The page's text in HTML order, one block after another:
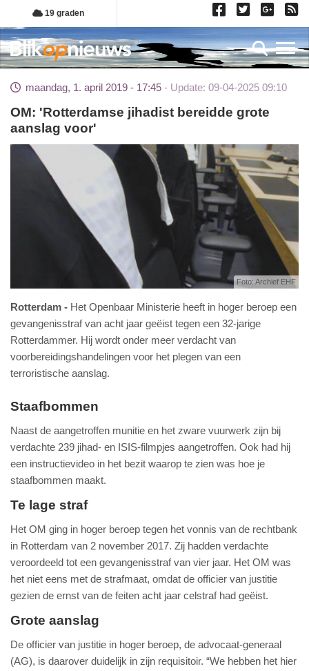
Overslaan
en
naar
de
gaan
19 graden
maandag, 1. april 2019 - 17:45 Update: 09-04-2025 09:10
OM: 'Rotterdamse jihadist bereidde grote
aanslag voor'
Foto: Archief EHF
Rotterdam
Het Openbaar Ministerie heeft in hoger beroep een
gevangenisstraf van acht jaar geëist tegen een 32-jarige
Rotterdammer. Hij wordt onder meer verdacht van
voorbereidingshandelingen voor het plegen van een
terroristische aanslag.
Staafbommen
Naast de aangetroffen munitie en het zware vuurwerk zijn bij
verdachte 239 jihad- en ISIS-filmpjes aangetroffen. Ook had hij
een instructievideo in het bezit waarop te zien was hoe je
staafbommen maakt.
Te lage straf
Het OM ging in hoger beroep tegen het vonnis van de rechtbank
in Rotterdam van 2 november 2017. Zij hadden verdachte
veroordeeld tot een gevangenisstraf van vier jaar. Het OM was
het niet eens met de strafmaat, omdat de officier van justitie
gezien de ernst van de feiten acht jaar celstraf had geëist.
Grote aanslag
De officier van justitie in hoger beroep, de advocaat-generaal
(AG), is daarover duidelijk in zijn requisitoir. “We hebben het hier